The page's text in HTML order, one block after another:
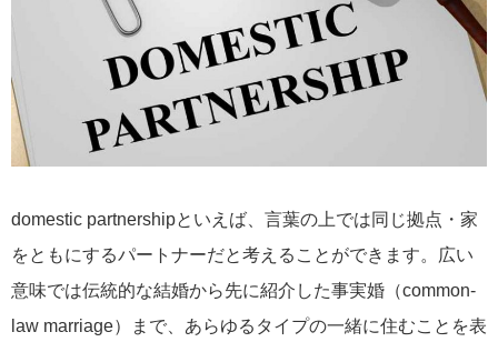
domestic partnershipといえば、言葉の上では同じ拠点・家
をともにするパートナーだと考えることができます。広い
意味では伝統的な結婚から先に紹介した事実婚（common-
law marriage）まで、あらゆるタイプの一緒に住むことを表